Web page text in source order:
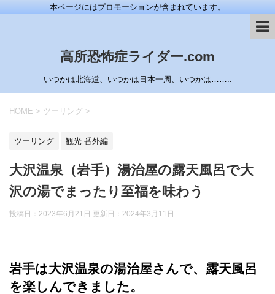
本ページにはプロモーションが含まれています。
高所恐怖症ライダー.com
いつかは北海道、いつかは日本一周、いつかは……..
HOME > ツーリング >
ツーリング 観光 番外編
大沢温泉（岩手）湯治屋の露天風呂で大
沢の湯でまったり至福を味わう
投稿日：2023年6月21日 更新日： 2024年3月11日
岩手は大沢温泉の湯治屋さんで、露天風呂
を楽しんできました。